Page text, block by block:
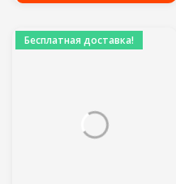
Бесплатная доставка!